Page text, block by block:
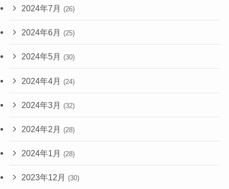
2024年7月 (26)
2024年6月 (25)
2024年5月 (30)
2024年4月 (24)
2024年3月 (32)
2024年2月 (28)
2024年1月 (28)
2023年12月 (30)